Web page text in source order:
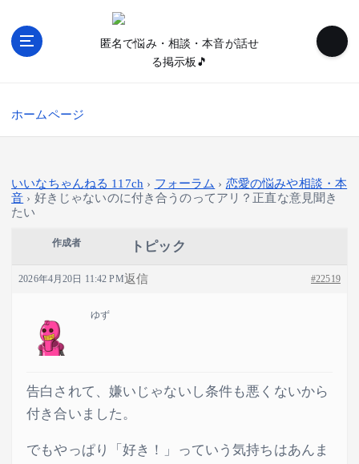
匿名で悩み・相談・本音が話せ
る掲示板🎵
ホームページ
いいなちゃんねる 117ch › フォーラム › 恋愛の悩みや相談・本
音 › 好きじゃないのに付き合うのってアリ？正直な意見聞き
たい
作成者 トピック
2026年4月20日 11:42 PM #22519
返信
ゆず
告白されて、嫌いじゃないし条件も悪くないから
付き合いました。
でもやっぱり「好き！」っていう気持ちはあんま